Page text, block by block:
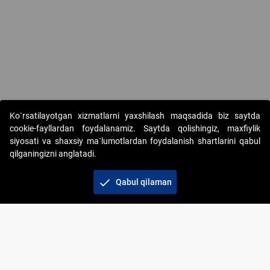
Copyright © 2017-2026. "Elektron onlayn-auksionlarni
tashkil etish" AJ. Barcha huquqlar himoyalangan
Ko`rsatilayotgan xizmatlarni yaxshilash maqsadida biz saytda
cookie-fayllardan foydalanamiz. Saytda qolishingiz, maxfiylik
siyosati va shaxsiy ma`lumotlardan foydalanish shartlarini qabul
qilganingizni anglatadi.
check Qabul qilaman